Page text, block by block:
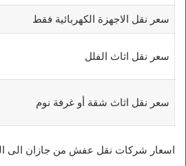
سعر نقل الاجهزة الكهربائية فقط
سعر نقل اثاث الفلل
سعر نقل اثاث شقة أو غرفة نوم
اسعار شركات نقل عفش من جازان الى